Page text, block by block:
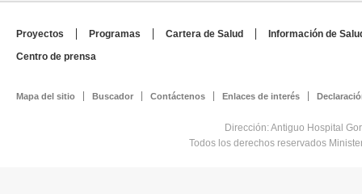
Proyectos Programas Cartera de Salud
Información de
Centro de prensa
Mapa del sitio Buscador Contáctenos Enlaces de interés
Dirección: Antiguo Hospital
Todos los derechos reservados